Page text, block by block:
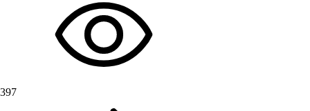
397